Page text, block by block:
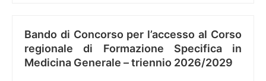
Bando di Concorso per l’accesso al Corso
regionale di Formazione Specifica in
Medicina Generale – triennio 2026/2029